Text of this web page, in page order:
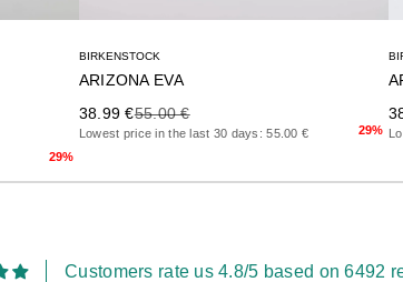
29%
BIRKENSTOCK
ARIZONA EVA
Precio de oferta
38.99 €Precio anterior
55.00 €
Lowest price in the last 30 days: 55.00 € 29%
Customers rate us 4.8/5 based on 6492